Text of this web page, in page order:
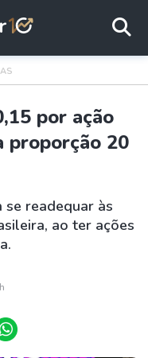
por ação
proporção 20
se readequar às
ao ter ações